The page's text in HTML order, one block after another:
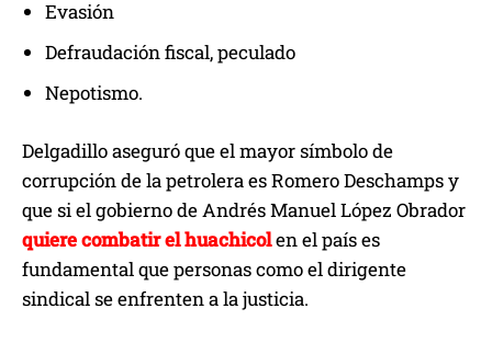
Evasión
Defraudación fiscal, peculado
Nepotismo.
Delgadillo aseguró que el mayor símbolo de
corrupción de la petrolera es Romero Deschamps y
que si el gobierno de Andrés Manuel López Obrador
quiere combatir el huachicolen el país es
fundamental que personas como el dirigente
sindical se enfrenten a la justicia.